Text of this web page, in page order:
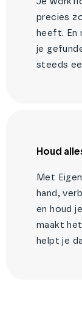
precies
heeft. En
je
steeds
Houd
Met
hand,
en houd
maakt
helpt je